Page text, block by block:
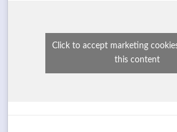
Click to accept marketing
this content